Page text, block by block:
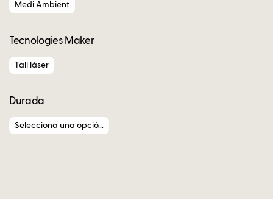
Medi Ambient
Tecnologies Maker
Tall làser
Durada
Selecciona una opció...